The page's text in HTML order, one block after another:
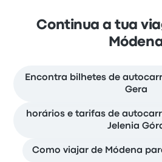
Continua a tua
Encontra bilhetes de
Gera
horários e tarifas de
Jelenia
Como viajar de Módena